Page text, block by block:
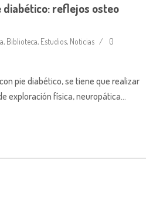
diabético: reflejos osteo
, Biblioteca, Estudios, Noticias
0
pie diabético, se tiene que realizar
exploración física, neuropática…